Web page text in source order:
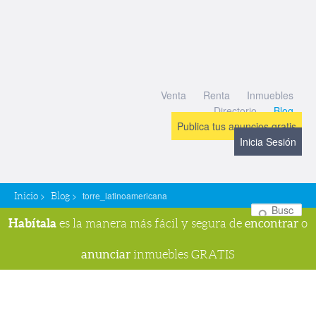
Venta Renta
Inmuebles
Directorio
Blog
Publica tus anuncios gratis
Inicia Sesión
Inicio > Blog > torre_latinoamericana
Habítala es la manera más fácil y segura de encontrar o
anunciar inmuebles GRATIS